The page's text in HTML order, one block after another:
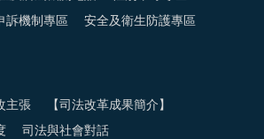
訴機制專區 安全及衛生防護專區
主張 【司法改革成果簡介】
司法與社會對話